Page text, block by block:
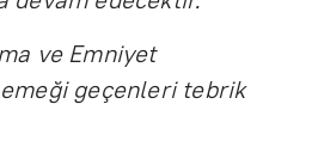
ve Emniyet
emeği geçenleri tebrik